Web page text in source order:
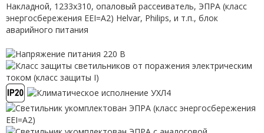
Накладной, 1233х310, опаловый рассеиватель, ЭПРА (класс
энергосбережения EEI=A2) Helvar, Philips, и т.п., блок
аварийного питания